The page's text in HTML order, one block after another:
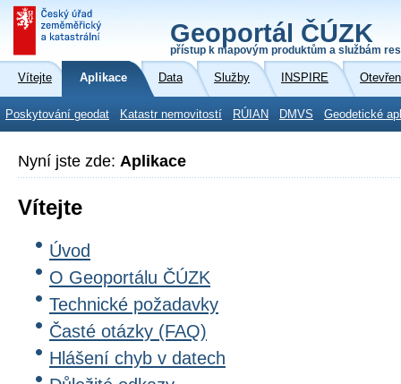
Geoportál ČÚZK
přístup k mapovým produktům a službám
Vítejte Aplikace Data Služby INSPIRE
Poskytování geodat Katastr nemovitostí RÚIAN DMVS Geodetické
Nyní jste zde: Aplikace
Vítejte
Úvod
O Geoportálu ČÚZK
Technické požadavky
Časté otázky (FAQ)
Hlášení chyb v datech